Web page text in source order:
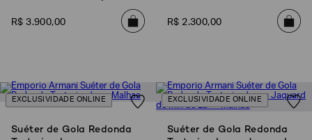
R$ 3.900,00 R$ 2.300,00
EXCLUSIVIDADE ONLINE
Suéter de Gola Redonda
EXCLUSIVIDADE ONLINE
Suéter de Gola Redonda